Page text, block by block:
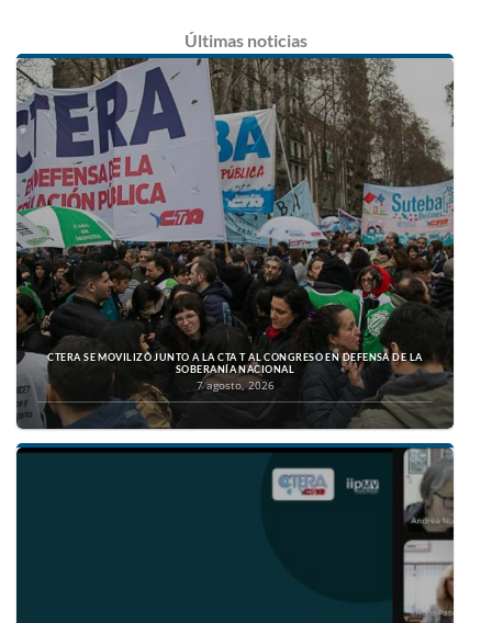
Últimas noticias
CTERA SE MOVILIZÓ JUNTO A LA CTA T AL CONGRESO EN DEFENSA DE LA
SOBERANÍA NACIONAL
7 agosto, 2026